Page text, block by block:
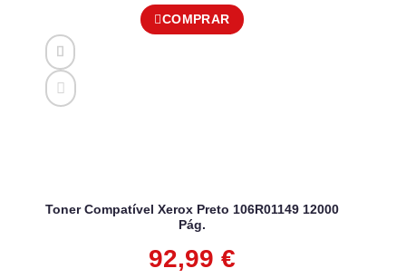
COMPRAR
Toner Compatível Xerox Preto 106R01149 12000
Pág.
92,99 €